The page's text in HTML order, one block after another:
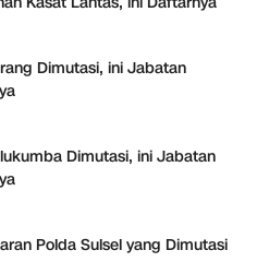
Dimutasi, ini Jabatan
Dimutasi, ini Jabatan
Polda Sulsel yang Dimutasi